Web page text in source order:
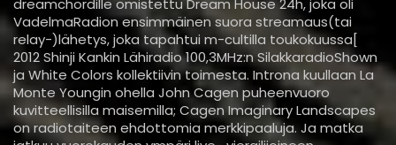
dreamchordille omistettu Dream House 24h, joka oli
VadelmaRadion ensimmäinen suora streamaus(tai
relay-)lähetys, joka tapahtui m-cultilla toukokuussa[
2012 Shinji Kankin Lähiradio 100,3MHz:n SilakkaradioShown
ja White Colors kollektiivin toimesta. Introna kuullaan La
Monte Youngin ohella John Cagen puheenvuoro
kuvitteellisilla maisemilla; Cagen Imaginary Landscapes
on radiotaiteen ehdottomia merkkipaaluja. Ja matka